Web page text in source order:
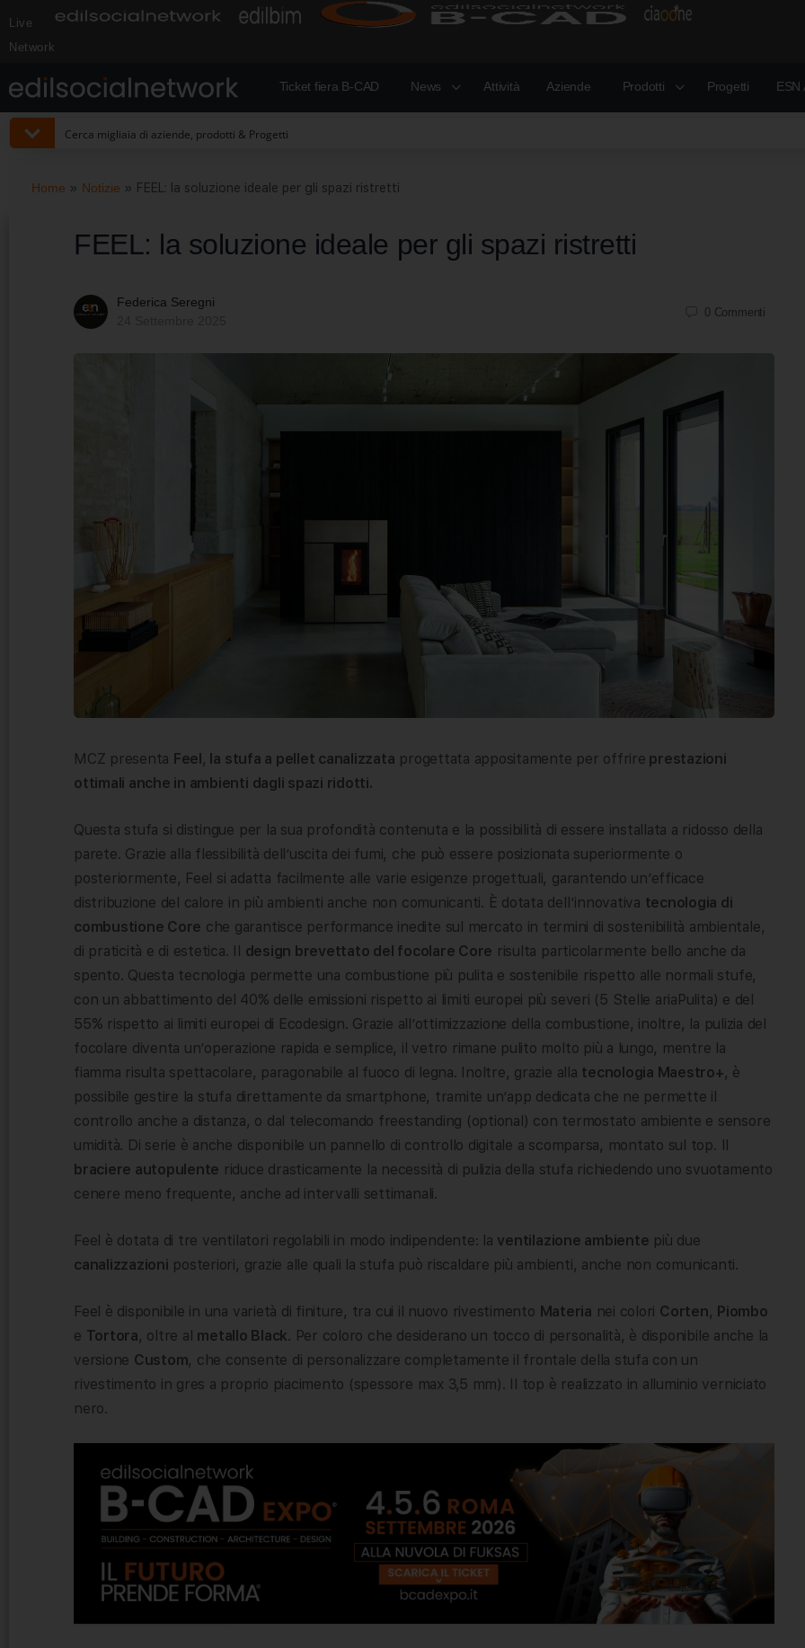
Live
Network
Ticket fiera B-CAD News Attività Aziende Prodotti Progetti ESN
Home » Notizie » FEEL: la soluzione ideale per gli spazi ristretti
FEEL: la soluzione ideale per gli spazi ristretti
Federica Seregni
0 Commenti
MCZ presenta Feel, la stufa a pellet canalizzata progettata appositamente per offrire prestazioni
ottimali anche in ambienti dagli spazi ridotti.
Questa stufa si distingue per la sua profondità contenuta e la possibilità di essere installata a ridosso della
parete. Grazie alla flessibilità dell’uscita dei fumi, che può essere posizionata superiormente o
posteriormente, Feel si adatta facilmente alle varie esigenze progettuali, garantendo un’efficace
distribuzione del calore in più ambienti anche non comunicanti. È dotata dell’innovativa tecnologia di
combustione Core che garantisce performance inedite sul mercato in termini di sostenibilità ambientale,
di praticità e di estetica. Il design brevettato del focolare Core risulta particolarmente bello anche da
spento. Questa tecnologia permette una combustione più pulita e sostenibile rispetto alle normali stufe,
con un abbattimento del 40% delle emissioni rispetto ai limiti europei più severi (5 Stelle ariaPulita) e del
55% rispetto ai limiti europei di Ecodesign. Grazie all’ottimizzazione della combustione, inoltre, la pulizia del
focolare diventa un’operazione rapida e semplice, il vetro rimane pulito molto più a lungo, mentre la
fiamma risulta spettacolare, paragonabile al fuoco di legna. Inoltre, grazie alla tecnologia Maestro+, è
possibile gestire la stufa direttamente da smartphone, tramite un’app dedicata che ne permette il
controllo anche a distanza, o dal telecomando freestanding (optional) con termostato ambiente e sensore
umidità. Di serie è anche disponibile un pannello di controllo digitale a scomparsa, montato sul top. Il
braciere autopulente riduce drasticamente la necessità di pulizia della stufa richiedendo uno svuotamento
cenere meno frequente, anche ad intervalli settimanali.
Feel è dotata di tre ventilatori regolabili in modo indipendente: la ventilazione ambiente più due
canalizzazioni posteriori, grazie alle quali la stufa può riscaldare più ambienti, anche non comunicanti.
Feel è disponibile in una varietà di finiture, tra cui il nuovo rivestimento Materia nei colori Corten, Piombo
e Tortora, oltre al metallo Black. Per coloro che desiderano un tocco di personalità, è disponibile anche la
versione Custom, che consente di personalizzare completamente il frontale della stufa con un
rivestimento in gres a proprio piacimento (spessore max 3,5 mm). Il top è realizzato in alluminio verniciato
nero.